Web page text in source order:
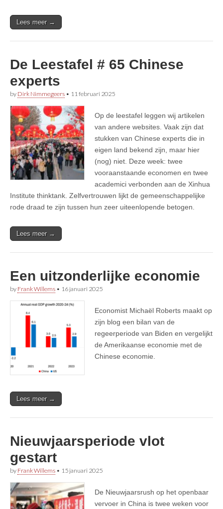
Lees meer →
De Leestafel # 65 Chinese
experts
by Dirk Nimmegeers • 11 februari 2025
Op de leestafel leggen wij artikelen
van andere websites. Vaak zijn dat
stukken van Chinese experts die in
eigen land bekend zijn, maar hier
(nog) niet. Deze week: twee
vooraanstaande economen en twee
academici verbonden aan de Xinhua
Institute thinktank. Zelfvertrouwen lijkt de gemeenschappelijke
rode draad te zijn tussen hun zeer uiteenlopende betogen.
Lees meer →
Een uitzonderlijke economie
by Frank Willems • 16 januari 2025
Economist Michaël Roberts maakt op
zijn blog een bilan van de
regeerperiode van Biden en vergelijkt
de Amerikaanse economie met de
Chinese economie.
Lees meer →
Nieuwjaarsperiode vlot
gestart
by Frank Willems • 15 januari 2025
De Nieuwjaarsrush op het openbaar
vervoer in China is twee weken voor